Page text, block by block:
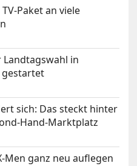
Paket an viele
Landtagswahl in
gestartet
sich: Das steckt hinter
Hand-Marktplatz
Men ganz neu auflegen